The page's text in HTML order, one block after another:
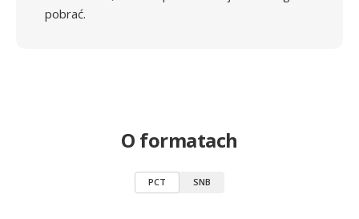
pobrać.
O formatach
PCT SNB